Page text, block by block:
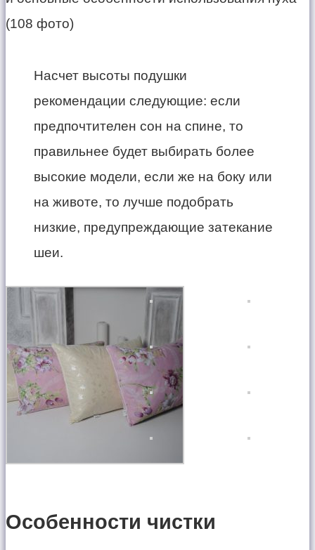
Насчет высоты подушки
рекомендации следующие: если
предпочтителен сон на спине, то
правильнее будет выбирать более
высокие модели, если же на боку или
на животе, то лучше подобрать
низкие, предупреждающие затекание
шеи.
Особенности чистки